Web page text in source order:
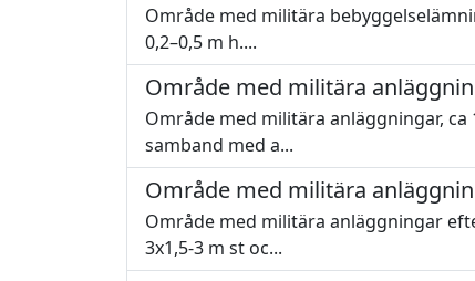
Område med militära
0,2–0,5 m h....
Område med militära
Område med militära anläggningar,
samband med a...
Område med militära
Område med militära anläggningar
3x1,5-3 m st oc...